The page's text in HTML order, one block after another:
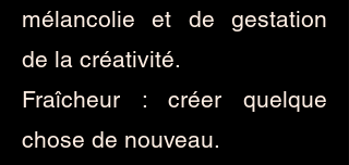
mélancolie et de gestation
de la créativité.
Fraîcheur : créer quelque
chose de nouveau.